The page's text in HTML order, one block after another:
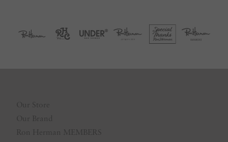
Our Store
Our Brand
Ron Herman MEMBERS